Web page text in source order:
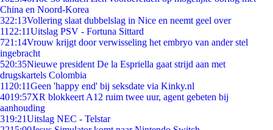
China en Noord-Korea
322:13Vollering slaat dubbelslag in Nice en neemt geel over
11 22:11Uitslag PSV - Fortuna Sittard
721:14Vrouw krijgt door verwisseling het embryo van ander stel
ingebracht
520:35Nieuwe president De la Espriella gaat strijd aan met
drugskartels Colombia
11 20:11Geen 'happy end' bij seksdate via Kinky.nl
4019:57XR blokkeert A12 ruim twee uur, agent gebeten bij
aanhouding
319:21Uitslag NEC - Telstar